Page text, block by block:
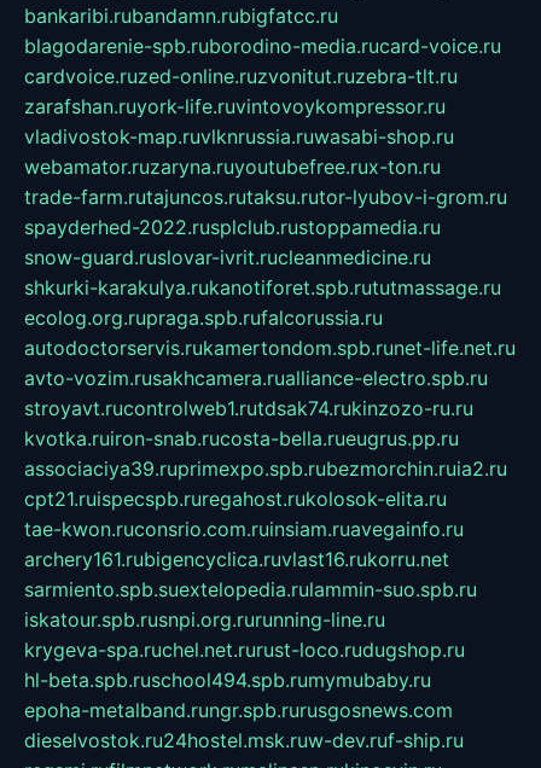
bankaribi.rubandamn.rubigfatcc.ru
blagodarenie-spb.ruborodino-media.rucard-voice.ru
cardvoice.ruzed-online.ruzvonitut.ruzebra-tlt.ru
zarafshan.ruyork-life.ruvintovoykompressor.ru
vladivostok-map.ruvlknrussia.ruwasabi-shop.ru
webamator.ruzaryna.ruyoutubefree.rux-ton.ru
trade-farm.rutajuncos.rutaksu.rutor-lyubov-i-grom.ru
spayderhed-2022.rusplclub.rustoppamedia.ru
snow-guard.ruslovar-ivrit.rucleanmedicine.ru
shkurki-karakulya.rukanotiforet.spb.rututmassage.ru
ecolog.org.rupraga.spb.rufalcorussia.ru
autodoctorservis.rukamertondom.spb.runet-life.net.ru
avto-vozim.rusakhcamera.rualliance-electro.spb.ru
stroyavt.rucontrolweb1.rutdsak74.rukinzozo-ru.ru
kvotka.ruiron-snab.rucosta-bella.rueugrus.pp.ru
associaciya39.ruprimexpo.spb.rubezmorchin.ruia2.ru
cpt21.ruispecspb.ruregahost.rukolosok-elita.ru
tae-kwon.ruconsrio.com.ruinsiam.ruavegainfo.ru
archery161.rubigencyclica.ruvlast16.rukorru.net
sarmiento.spb.suextelopedia.rulammin-suo.spb.ru
iskatour.spb.rusnpi.org.rurunning-line.ru
krygeva-spa.ruchel.net.rurust-loco.rudugshop.ru
hl-beta.spb.ruschool494.spb.rumymubaby.ru
epoha-metalband.rungr.spb.rurusgosnews.com
dieselvostok.ru24hostel.msk.ruw-dev.ruf-ship.ru